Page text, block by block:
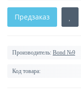
Предзаказ
Производитель: Bond №9
Код товара: